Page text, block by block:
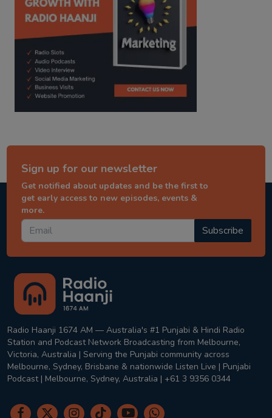
Sign up for our newsletter
Get notified about updates and be the first to
get early access to new episodes, events &
more.
Subscribe
Radio Haanji 1674 AM — Australia's #1 Punjabi & Hindi Radio
Station and Podcast Network Broadcasting from Melbourne,
Victoria, Australia | Serving the Punjabi community across
Melbourne, Sydney, Brisbane & nationwide Listen Live | Punjabi
Podcast | Melbourne, Sydney, Australia | +61 3 9356 0344